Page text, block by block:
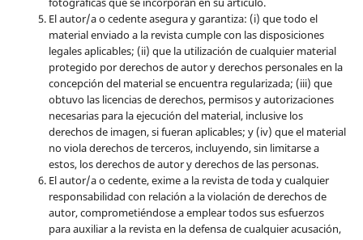
El autor/a o cedente asegura y garantiza: (i) que todo el
material enviado a la revista cumple con las disposiciones
legales aplicables; (ii) que la utilización de cualquier material
protegido por derechos de autor y derechos personales en la
concepción del material se encuentra regularizada; (iii) que
obtuvo las licencias de derechos, permisos y autorizaciones
necesarias para la ejecución del material, inclusive los
derechos de imagen, si fueran aplicables; y (iv) que el material
no viola derechos de terceros, incluyendo, sin limitarse a
estos, los derechos de autor y derechos de las personas.
El autor/a o cedente, exime a la revista de toda y cualquier
responsabilidad con relación a la violación de derechos de
autor, comprometiéndose a emplear todos sus esfuerzos
para auxiliar a la revista en la defensa de cualquier acusación,